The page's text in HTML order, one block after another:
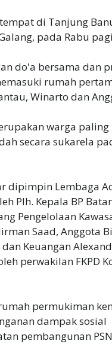
di Tanjung
pada Rabu
do'a bersama dan
rumah
Winarto dan
warga
secara sukarela
dipimpin Lembaga
Plh. Kepala BP
Pengelolaan
Saad, Anggota
Keuangan
perwakilan FKPD
permukiman
dampak sosial
pembangunan